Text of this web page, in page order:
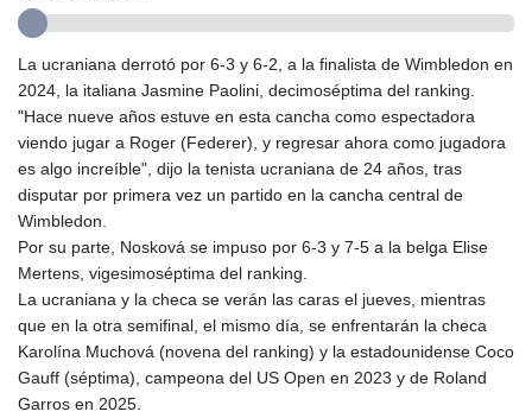
GNF 10145.090599
GYD 241.849406
HKD 9.067746
HNL 31.077375
HRK 7.536622
HTG 151.150865
HUF 363.096405
ILS 3.468234
IMP 0.859288
INR 109.992259
IQD 1515.115748
IRR
1590322.371805
La ucraniana derrotó por 6-3 y 6-2, a la finalista de Wimbledon en
2024, la italiana Jasmine Paolini, decimoséptima del ranking.
"Hace nueve años estuve en esta cancha como espectadora
viendo jugar a Roger (Federer), y regresar ahora como jugadora
es algo increíble", dijo la tenista ucraniana de 24 años, tras
disputar por primera vez un partido en la cancha central de
Wimbledon.
Por su parte, Nosková se impuso por 6-3 y 7-5 a la belga Elise
Mertens, vigesimoséptima del ranking.
La ucraniana y la checa se verán las caras el jueves, mientras
que en la otra semifinal, el mismo día, se enfrentarán la checa
Karolína Muchová (novena del ranking) y la estadounidense Coco
Gauff (séptima), campeona del US Open en 2023 y de Roland
Garros en 2025.